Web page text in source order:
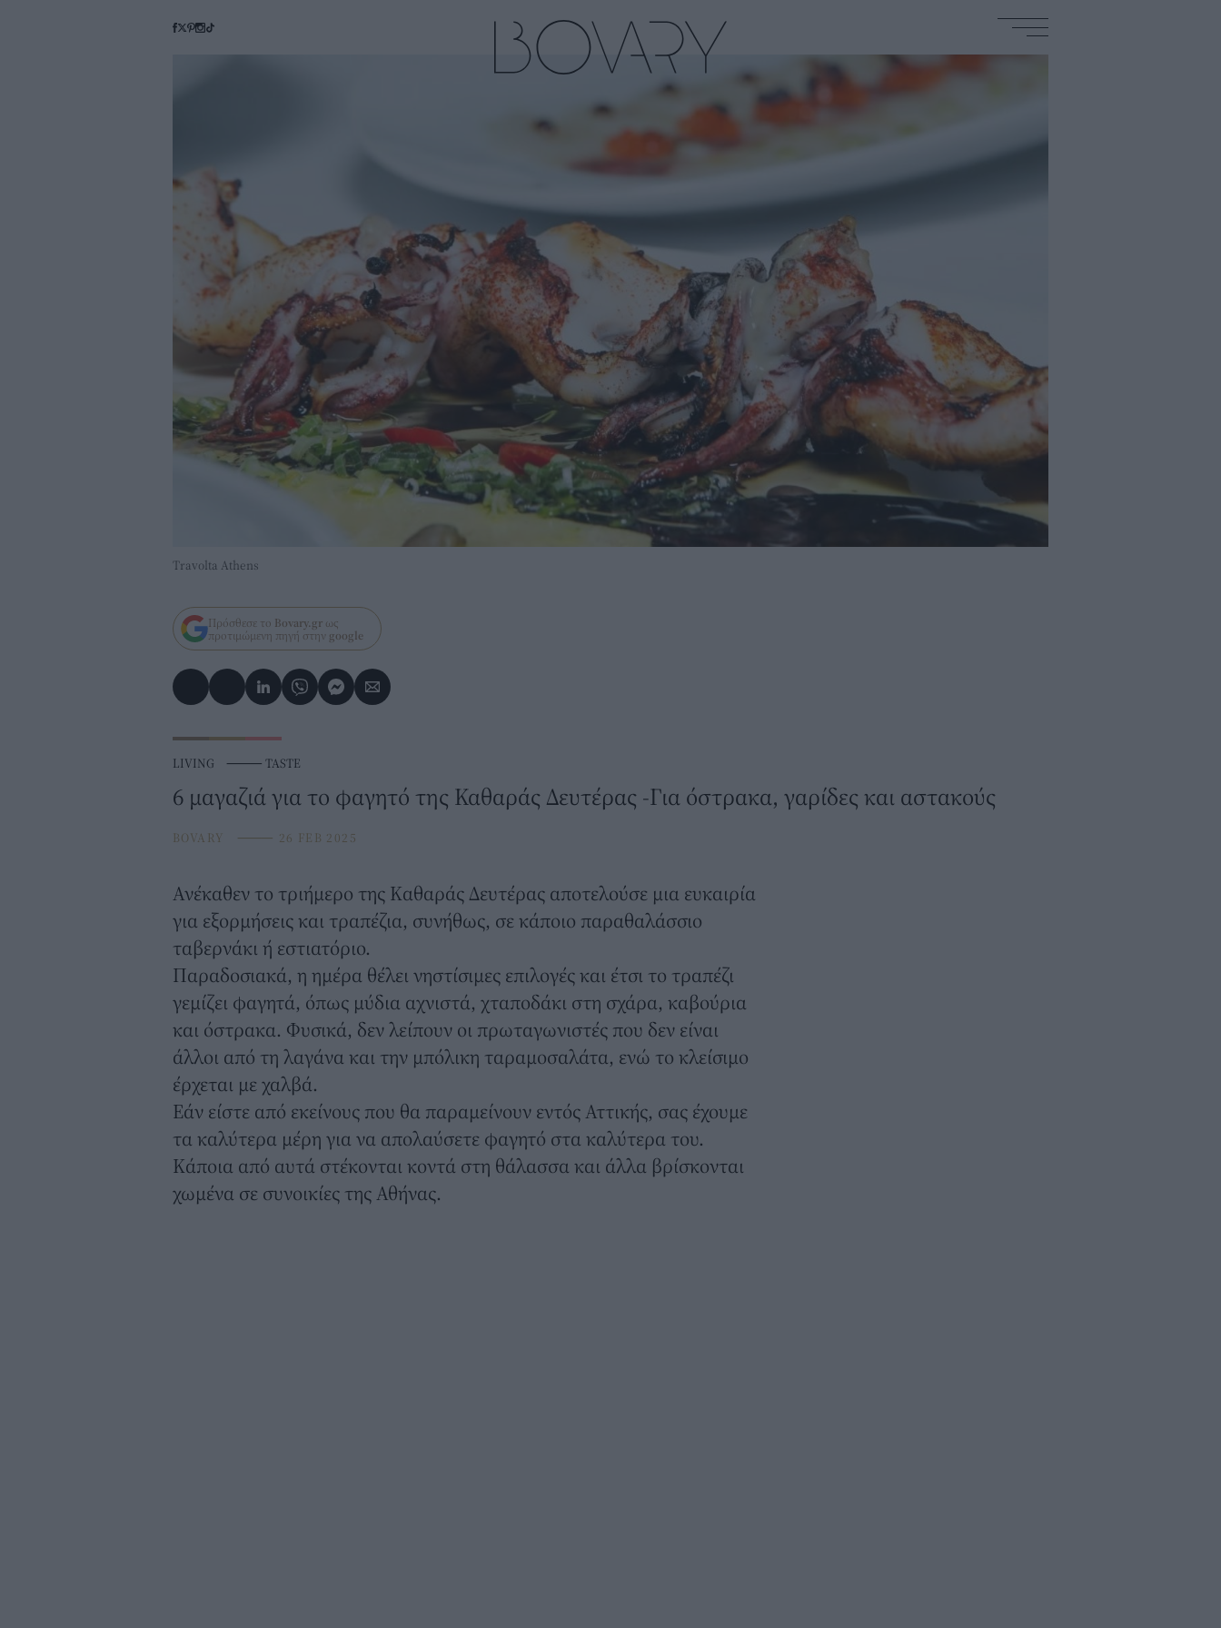
Travolta Athens
Πρόσθεσε το Bovary.gr ως
προτιμώμενη πηγή στην google
LIVING ⸻ TASTE
6 μαγαζιά για το φαγητό της Καθαράς Δευτέρας -Για όστρακα, γαρίδες και αστακούς
BOVARY ⸻ 26 FEB 2025
Ανέκαθεν το τριήμερο της Καθαράς Δευτέρας αποτελούσε μια ευκαιρία
για εξορμήσεις και τραπέζια, συνήθως, σε κάποιο παραθαλάσσιο
ταβερνάκι ή εστιατόριο.
Παραδοσιακά, η ημέρα θέλει νηστίσιμες επιλογές και έτσι το τραπέζι
γεμίζει φαγητά, όπως μύδια αχνιστά, χταποδάκι στη σχάρα, καβούρια
και όστρακα. Φυσικά, δεν λείπουν οι πρωταγωνιστές που δεν είναι
άλλοι από τη λαγάνα και την μπόλικη ταραμοσαλάτα, ενώ το κλείσιμο
έρχεται με χαλβά.
Εάν είστε από εκείνους που θα παραμείνουν εντός Αττικής, σας έχουμε
τα καλύτερα μέρη για να απολαύσετε φαγητό στα καλύτερα του.
Κάποια από αυτά στέκονται κοντά στη θάλασσα και άλλα βρίσκονται
χωμένα σε συνοικίες της Αθήνας.